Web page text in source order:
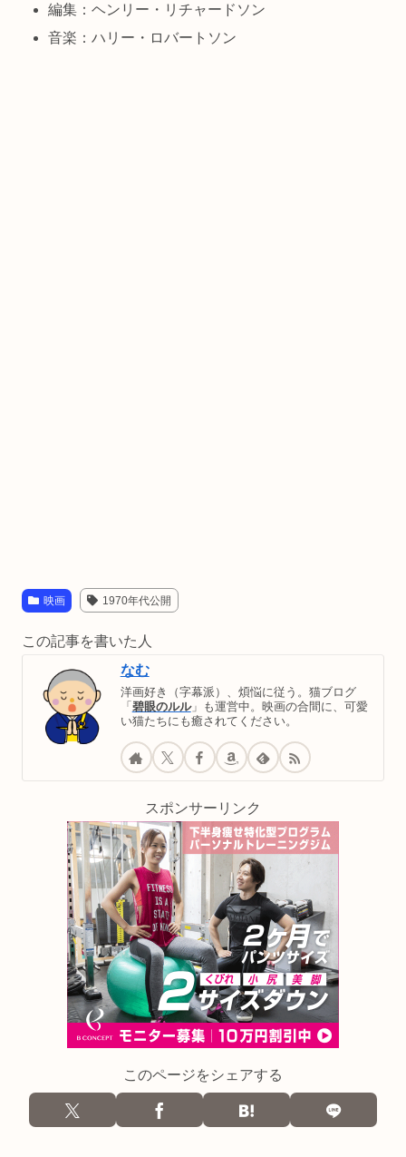
編集：ヘンリー・リチャードソン
音楽：ハリー・ロバートソン
映画 1970年代公開
この記事を書いた人
なむ
洋画好き（字幕派）、煩悩に従う。猫ブログ
「 碧眼のルル」も運営中。映画の合間に、可愛
い猫たちにも癒されてください。
スポンサーリンク
このページをシェアする